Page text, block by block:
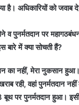
है। अधिकारियों को जवाब
व पुनर्मतदान पर
बारे में क्या सोचती हैं?
का नहीं, मेरा नुकसान
रही, वहां पुनर्मतदान
पर पुनर्मतदान हुआ।